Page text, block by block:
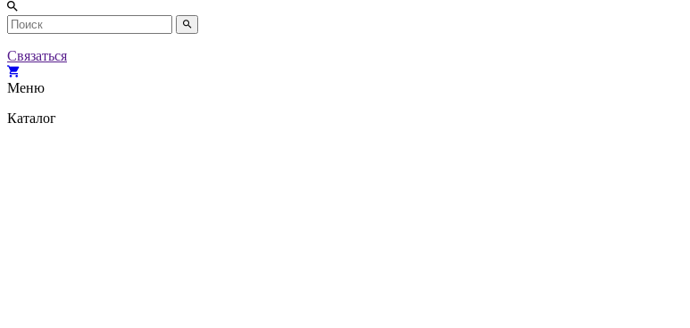
Связаться
Меню
Каталог